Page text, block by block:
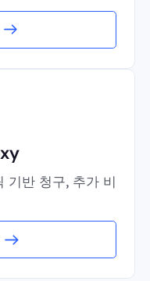
기반 청구, 추가 비